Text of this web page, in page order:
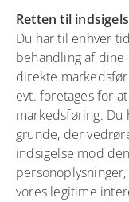
Retten til
Du har til enhver
behandling af
direkte
evt. foretages for
markedsføring.
grunde, der
indsigelse mod
vores legitime